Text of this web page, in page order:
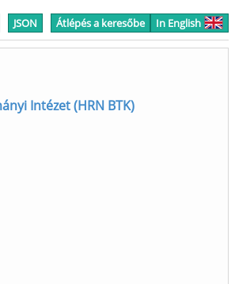
JSON Átlépés a keresőbe In English
Intézet (HRN BTK)